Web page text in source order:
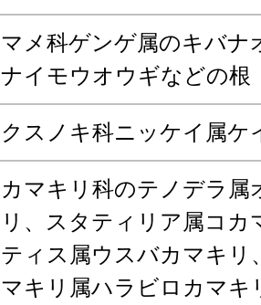
マメ科ゲンゲ属のキバナ
ナイモウオウギなどの根
クスノキ科ニッケイ属ケ
カマキリ科のテノデラ属
リ、スタティリア属コカ
ティス属ウスバカマキリ
マキリ属ハラビロカマキ